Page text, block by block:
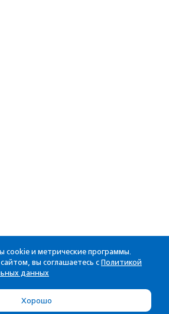
cookie и метрические программы.
вы соглашаетесь с Политикой
данных
Хорошо